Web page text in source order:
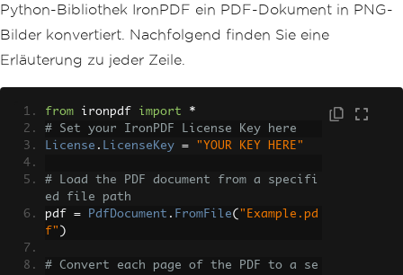
Python-Bibliothek IronPDF ein PDF-Dokument in PNG-
Bilder konvertiert. Nachfolgend finden Sie eine
Erläuterung zu jeder Zeile.
from ironpdf import
*
# Set your IronPDF License Key here
License . LicenseKey = "YOUR KEY HERE"
# Load the PDF document from a specifi
ed file path
pdf = PdfDocument . FromFile( "Example.pd
f" )
# Convert each page of the PDF to a se